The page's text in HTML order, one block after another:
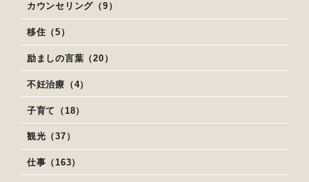
カウンセリング（9）
移住（5）
励ましの言葉（20）
不妊治療（4）
子育て（18）
観光（37）
仕事（163）